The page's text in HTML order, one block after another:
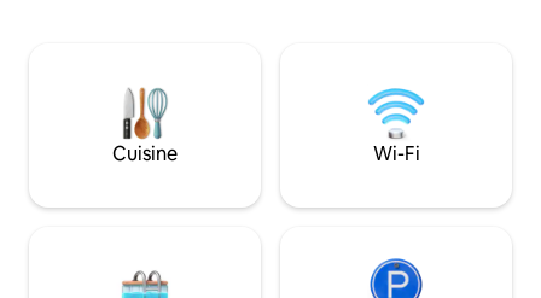
magasins, des restaurants et des
principales attractions. Spacieux et
confortable pour les familles, les
voyages à la plage et les escapades en
idéal pour les vacances de printemps et
possibilité de se
streaming
Cuisine Wi-Fi